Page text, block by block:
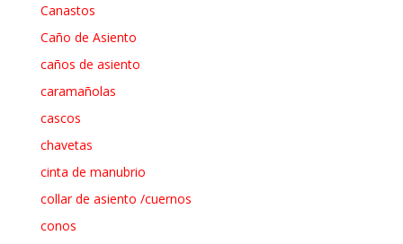
Canastos
Caño de Asiento
caños de asiento
caramañolas
cascos
chavetas
cinta de manubrio
collar de asiento /cuernos
conos